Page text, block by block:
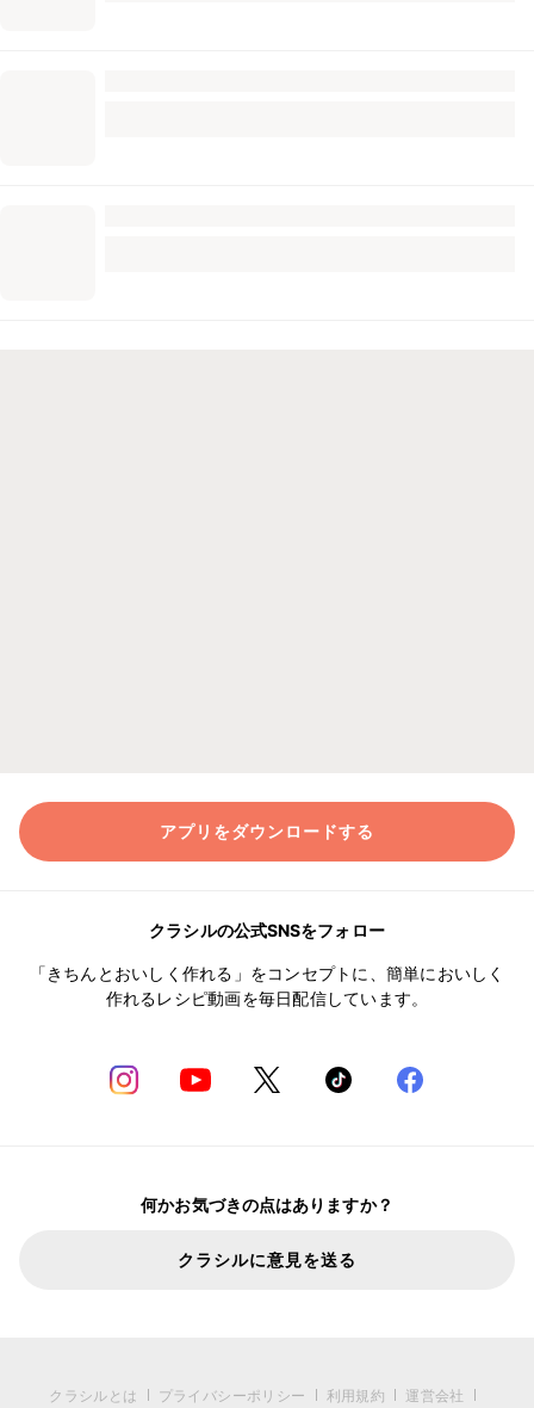
アプリをダウンロードする
クラシルの公式SNSをフォロー
「きちんとおいしく作れる」をコンセプトに、簡単においしく
作れるレシピ動画を毎日配信しています。
何かお気づきの点はありますか？
クラシルに意見を送る
クラシルとは プライバシーポリシー 利用規約 運営会社